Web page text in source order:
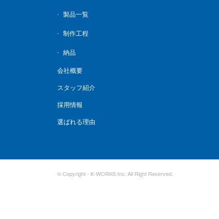
製品一覧
制作工程
納品
会社概要
スタッフ紹介
採用情報
選ばれる理由
© Copyright - K-WORKS Inc. All Right Reserved.